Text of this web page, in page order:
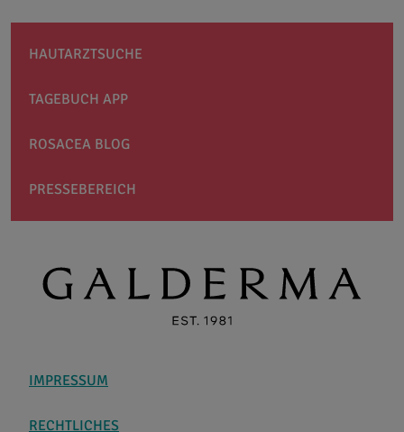
HAUTARZTSUCHE
TAGEBUCH APP
ROSACEA BLOG
PRESSEBEREICH
IMPRESSUM
RECHTLICHES